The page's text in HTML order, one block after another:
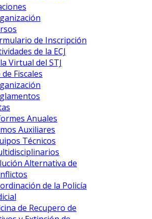
de Inscripción
de la ECJ
Virtual del STJ
Fiscales
Anuales
Auxiliares
Técnicos
Alternativa de
de la Policía
de Recupero de